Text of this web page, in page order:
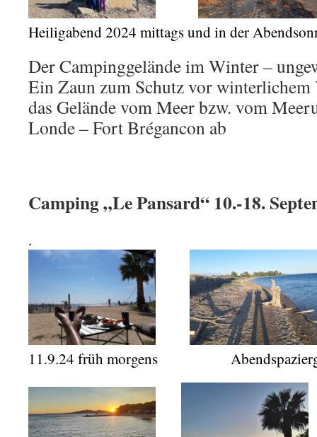
Heiligabend 2024 mittags und in der
Der Campinggelände im Winter –
Ein Zaun zum Schutz vor winterlichem
das Gelände vom Meer bzw. vom
Londe – Fort Brégancon ab
Camping „Le Pansard“ 10.-18.
.
11.9.24 früh morgens